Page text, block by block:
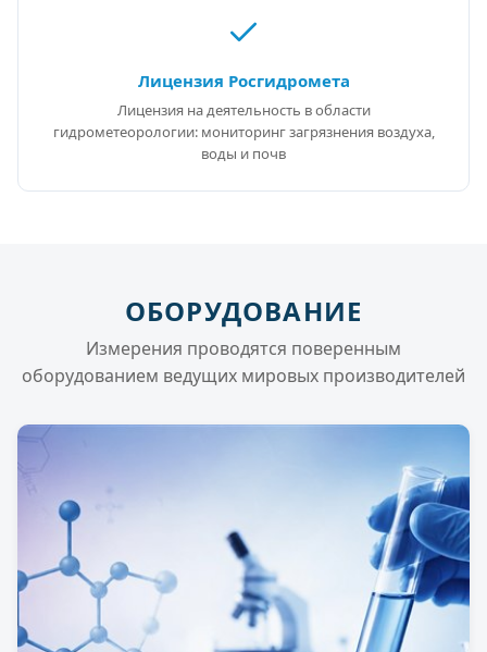
Лицензия Росгидромета
Лицензия на деятельность в области
гидрометеорологии: мониторинг загрязнения воздуха,
воды и почв
ОБОРУДОВАНИЕ
Измерения проводятся поверенным
оборудованием ведущих мировых производителей